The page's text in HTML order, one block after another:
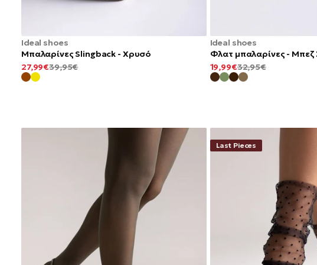
Ideal shoes
Μπαλαρίνες Slingback - Χρυσό
ΚΑΝΟΝΙΚΉ
39,95€
ΕΛΆΧΙΣΤΗ
ΤΙΜΉ
27,99€
Ideal shoes
Φλατ μπαλαρίνες - Μπεζ
ΚΑΝΟΝΙΚΉ
32,95€
ΕΛΆΧΙΣΤΗ
ΤΙΜΉ
19,99€
Last Pieces